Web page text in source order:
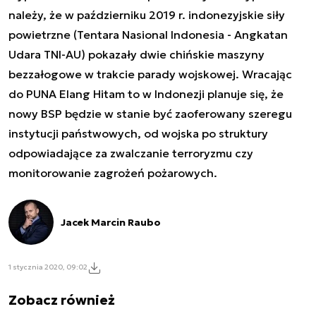
należy, że w październiku 2019 r. indonezyjskie siły
powietrzne (Tentara Nasional Indonesia - Angkatan
Udara TNI-AU) pokazały dwie chińskie maszyny
bezzałogowe w trakcie parady wojskowej. Wracając
do PUNA Elang Hitam to w Indonezji planuje się, że
nowy BSP będzie w stanie być zaoferowany szeregu
instytucji państwowych, od wojska po struktury
odpowiadające za zwalczanie terroryzmu czy
monitorowanie zagrożeń pożarowych.
Jacek Marcin Raubo
1 stycznia 2020, 09:02
Zobacz również